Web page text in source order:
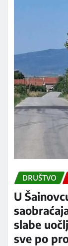
DRUŠTVO
U
slabe
sve po